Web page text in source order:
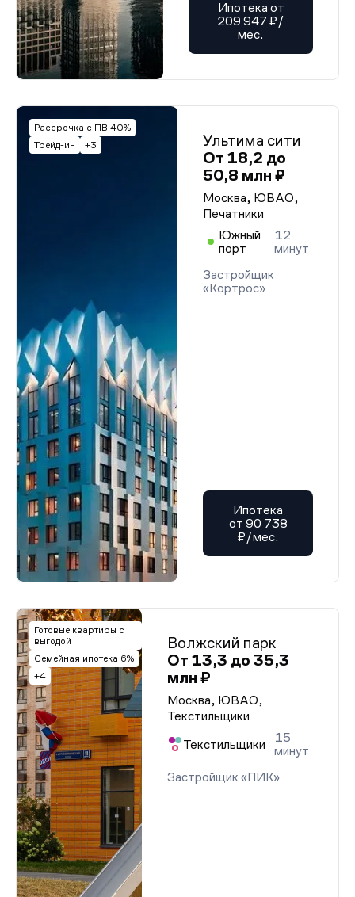
Ипотека от
209 947 ₽/
мес.
Рассрочка с ПВ 40%
Трейд-ин
+3
Ультима сити
От 18,2 до
50,8 млн ₽
Москва, ЮВАО,
Печатники
Южный
порт
12
минут
Застройщик
«Кортрос»
Ипотека
от 90 738
₽/мес.
Готовые квартиры с
выгодой
Семейная ипотека 6%
+4
Волжский парк
От 13,3 до 35,3
млн ₽
Москва, ЮВАО,
Текстильщики
Текстильщики
15
минут
Застройщик «ПИК»